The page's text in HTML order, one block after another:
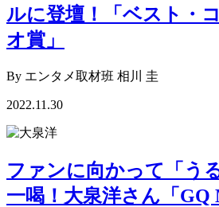
ルに登壇！「ベスト・
オ賞」
By エンタメ取材班 相川 圭
2022.11.30
ファンに向かって「う
一喝！大泉洋さん「GQ